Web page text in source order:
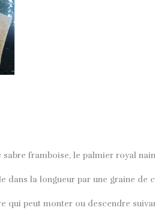
framboise, le palmier royal
dans la longueur par une graine
qui peut monter ou descendre